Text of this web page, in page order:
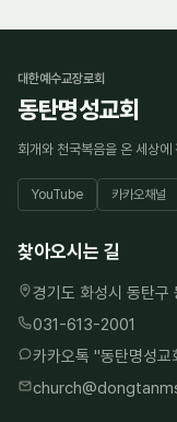
①<동탄명성교회
를 처리,보유합니다.
② 각각의 개인정
1.<홈페이지 회원
여 보유.이용됩니
-보유근거 : 동탄
대한예수교장로회
동탄명성교회
회개와 천국복음을 온 세상에
YouTube 카카오채널
찾아오시는 길
경기도 화성시 동탄구
031-613-2001
카카오톡 "동탄명성교